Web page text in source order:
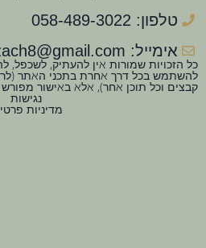
טלפון: 058-489-3022
אימייל: tzach8@gmail.com
כל הזכויות שמורות אין להעתיק, לשכפל,
להשתמש בכל דרך אחרת בתכני האתר
קבצים וכל תוכן אחר), אלא באישור
נגישות
מדיניות